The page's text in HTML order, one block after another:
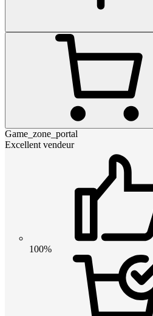
Game_zone_portal
Excellent vendeur
100%